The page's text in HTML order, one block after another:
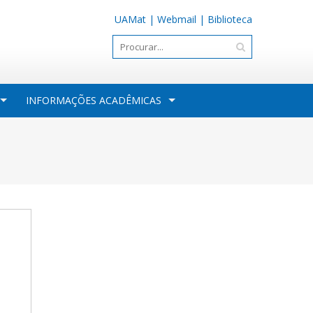
UAMat | Webmail | Biblioteca
INFORMAÇÕES ACADÊMICAS